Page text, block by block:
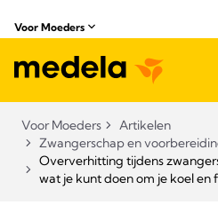
Voor Moeders
Voor Moeders
Artikelen
Zwangerschap en
Oververhitting tijdens
wat je kunt doen om je koel en